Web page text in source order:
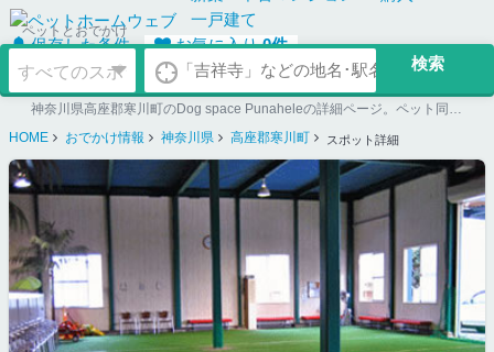
一戸建て
保存した条件
お気に入り0件
ペットとおでかけ
神奈川県高座郡寒川町のDog space Punaheleの詳細ページ。ペット同伴可のお店探しならペットホームウェブ。ペット可賃貸のお部屋探し、ペット可マンション購入のご検討時にもご利用ください。
HOME
おでかけ情報 神奈川県 高座郡寒川町 スポット詳細